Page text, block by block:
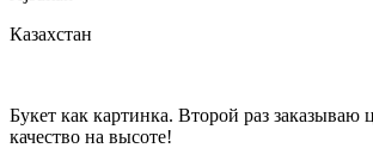
Казахстан
Букет как картинка. Второй раз заказываю
качество на высоте!